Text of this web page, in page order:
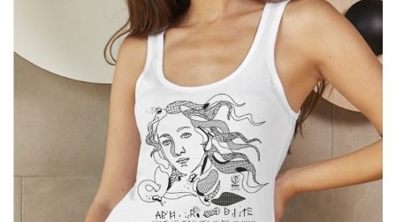
Cretoons Aphrodite T-Tank Shirt –
Heritage Collection
19.00